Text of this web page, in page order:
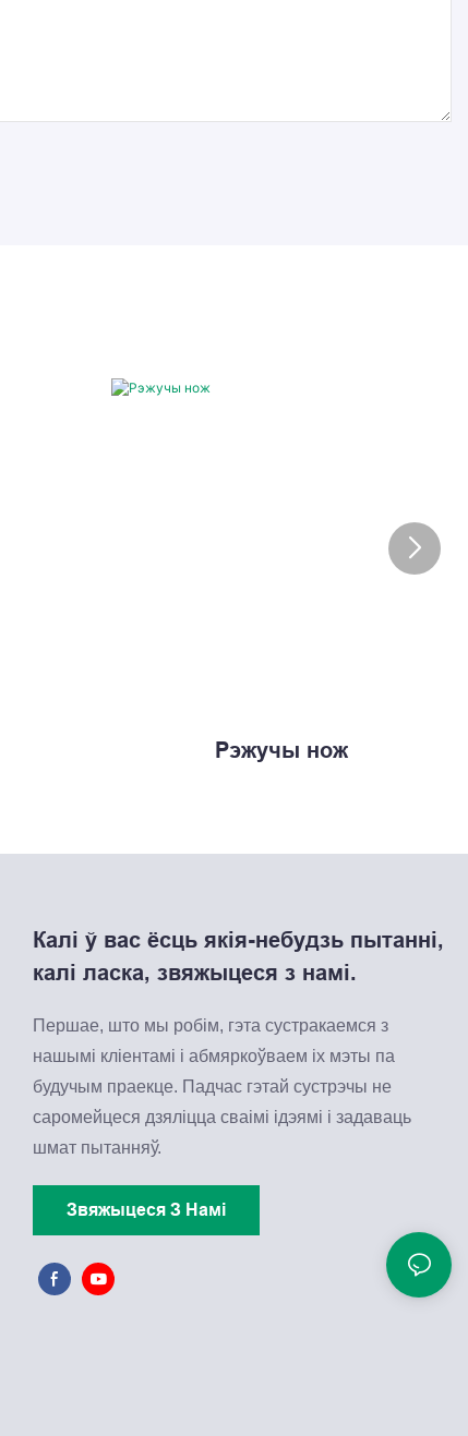
Рэжучы нож
Калі ў вас ёсць якія-небудзь пытанні,
калі ласка, звяжыцеся з намі.
Першае, што мы робім, гэта сустракаемся з
нашымі кліентамі і абмяркоўваем іх мэты па
будучым праекце. Падчас гэтай сустрэчы не
саромейцеся дзяліцца сваімі ідэямі і задаваць
шмат пытанняў.
Звяжыцеся З Намі